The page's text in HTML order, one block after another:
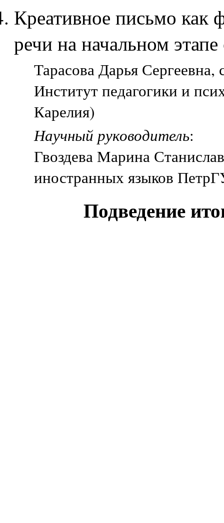
Креативное письмо как
речи на начальном
Тарасова Дарья Сергеевна,
Институт педагогики и
Карелия)
Научный руководитель:
Гвоздева Марина
иностранных языков
Подведение